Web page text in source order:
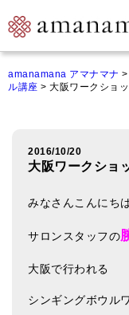
ご来店&購入
シンギングボウル講
amanamana アマナマナ >
ル講座 > 大阪ワークショ
2016/10/20
大阪ワークショ
みなさんこんにち
サロンスタッフの
大阪で行われる
シンギングボウル